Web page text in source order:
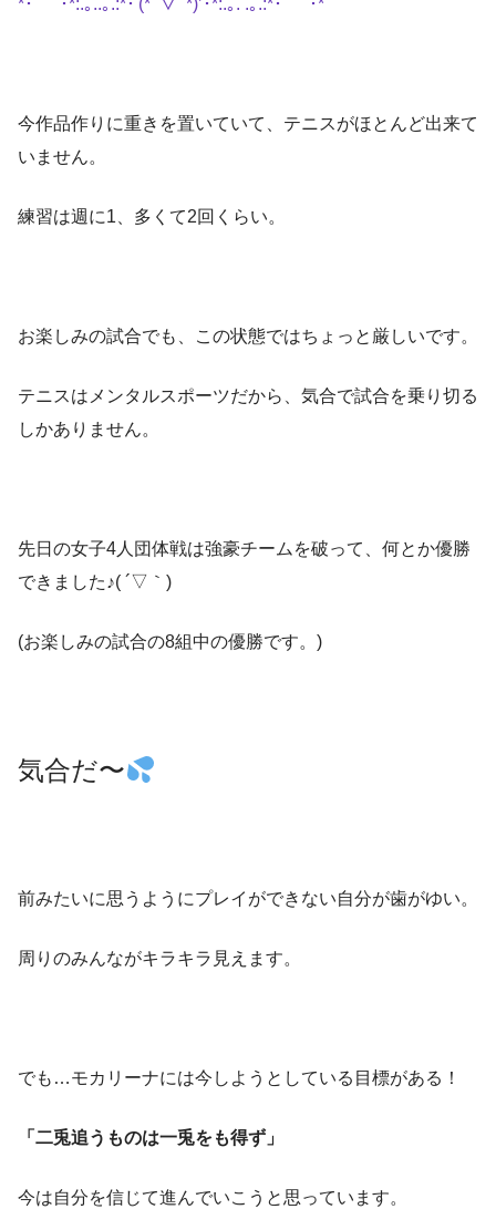
*･゜ﾟ･*:.｡..｡.:*･'(*ﾟ▽ﾟ*)’･*:.｡. .｡.:*･゜ﾟ･*
今作品作りに重きを置いていて、テニスがほとんど出来て
いません。
練習は週に1、多くて2回くらい。
お楽しみの試合でも、この状態ではちょっと厳しいです。
テニスはメンタルスポーツだから、気合で試合を乗り切る
しかありません。
先日の女子4人団体戦は強豪チームを破って、何とか優勝
できました♪( ´▽｀)
(お楽しみの試合の8組中の優勝です。)
気合だ〜
前みたいに思うようにプレイができない自分が歯がゆい。
周りのみんながキラキラ見えます。
でも…モカリーナには今しようとしている目標がある！
「二兎追うものは一兎をも得ず」
今は自分を信じて進んでいこうと思っています。